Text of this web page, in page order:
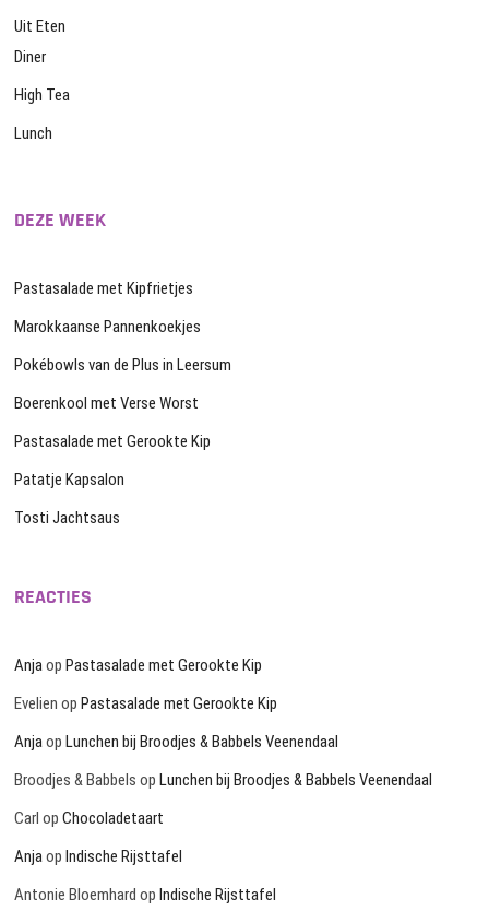
Uit Eten
Diner
High Tea
Lunch
DEZE WEEK
Pastasalade met Kipfrietjes
Marokkaanse Pannenkoekjes
Pokébowls van de Plus in Leersum
Boerenkool met Verse Worst
Pastasalade met Gerookte Kip
Patatje Kapsalon
Tosti Jachtsaus
REACTIES
AnjaopPastasalade met Gerookte Kip
Evelien opPastasalade met Gerookte Kip
AnjaopLunchen bij Broodjes & Babbels Veenendaal
Broodjes & Babbels opLunchen bij Broodjes & Babbels Veenendaal
Carl opChocoladetaart
AnjaopIndische Rijsttafel
Antonie Bloemhard opIndische Rijsttafel